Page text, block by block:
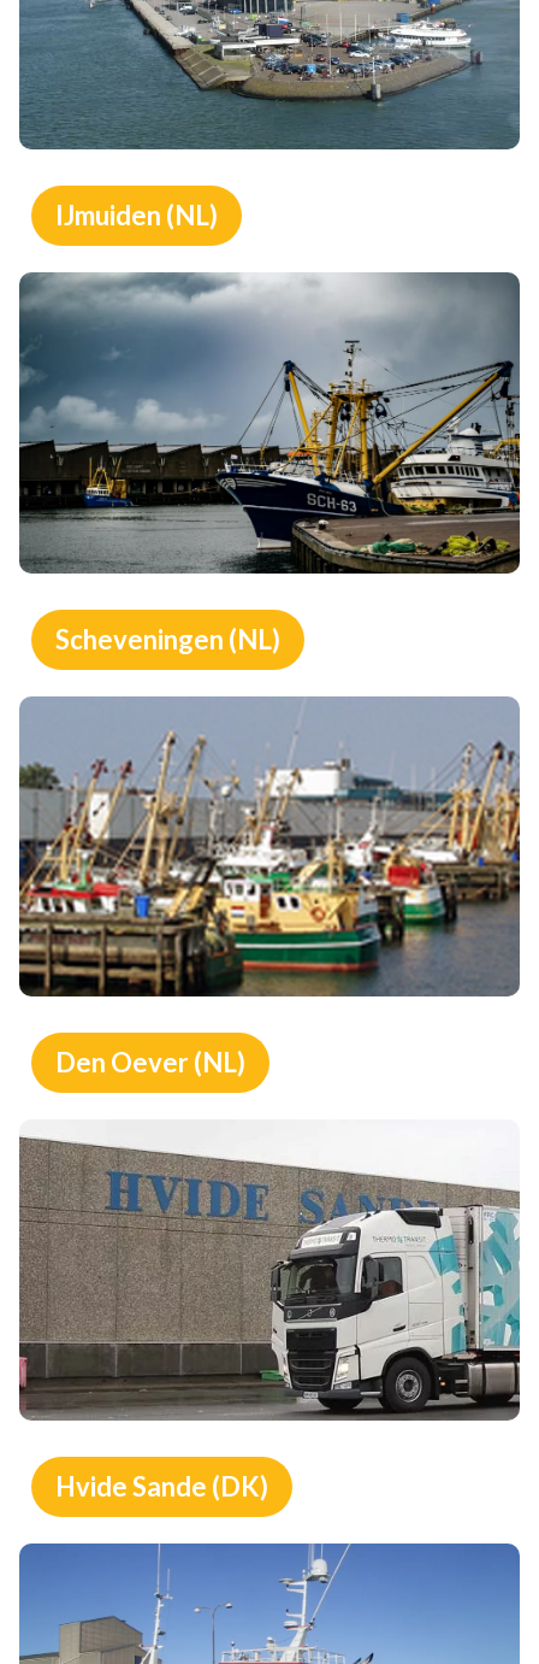
IJmuiden (NL)
Scheveningen (NL)
Den Oever (NL)
Hvide Sande (DK)